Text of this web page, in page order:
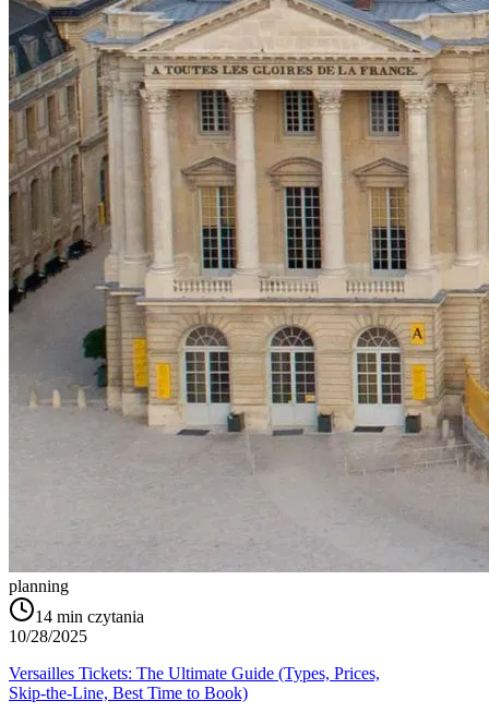
planning
14 min czytania
10/28/2025
Versailles Tickets: The Ultimate Guide (Types, Prices,
Skip‑the‑Line, Best Time to Book)